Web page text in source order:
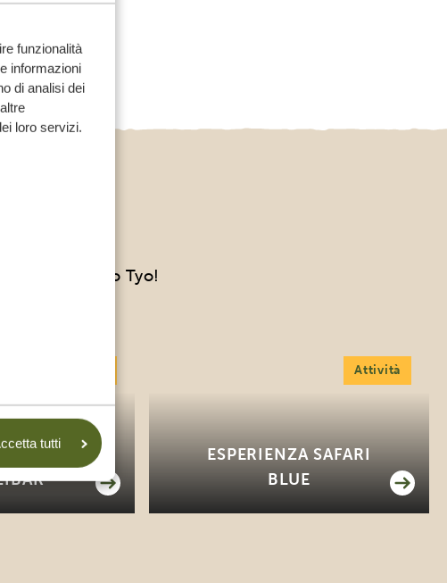
funzionalità
informazioni
di analisi dei
loro servizi.
tutti
vita secondo Tyo!
CUCINA
Attività
ESPERIENZA SAFARI
BLUE